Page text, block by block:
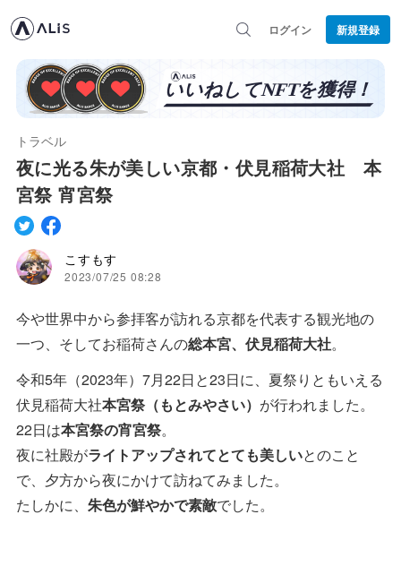
ログイン 新規登録
トラベル
夜に光る朱が美しい京都・伏見稲荷大社 本
宮祭 宵宮祭
こすもす
2023/07/25 08:28
今や世界中から参拝客が訪れる京都を代表する観光地の
一つ、そしてお稲荷さんの総本宮、伏見稲荷大社。
令和5年（2023年）7月22日と23日に、夏祭りともいえる
伏見稲荷大社本宮祭（もとみやさい） が行われました。
22日は本宮祭の宵宮祭。
夜に社殿がライトアップされてとても美しいとのこと
で、夕方から夜にかけて訪ねてみました。
たしかに、 朱色が鮮やかで素敵でした。